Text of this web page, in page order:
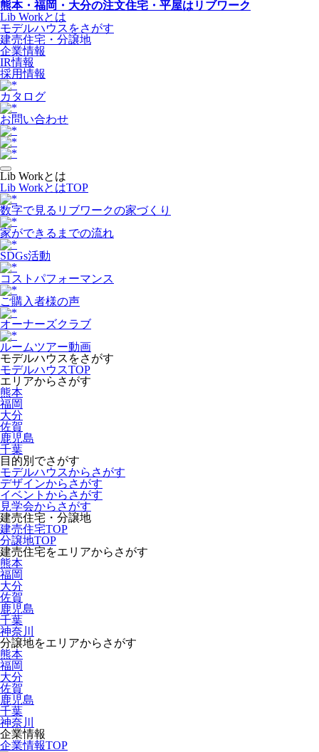
熊本・福岡・大分の注文住宅・平屋はリブワーク
Lib Workとは
モデルハウスをさがす
建売住宅・分譲地
企業情報
IR情報
採用情報
カタログ
お問い合わせ
Lib Workとは
Lib WorkとはTOP
数字で⾒るリブワークの家づくり
家ができるまでの流れ
SDGs活動
コストパフォーマンス
ご購入者様の声
オーナーズクラブ
ルームツアー動画
モデルハウスをさがす
モデルハウスTOP
エリアからさがす
熊本
福岡
大分
佐賀
鹿児島
千葉
目的別でさがす
モデルハウスからさがす
デザインからさがす
イベントからさがす
見学会からさがす
建売住宅・分譲地
建売住宅TOP
分譲地TOP
建売住宅をエリアからさがす
熊本
福岡
大分
佐賀
鹿児島
千葉
神奈川
分譲地をエリアからさがす
熊本
福岡
大分
佐賀
鹿児島
千葉
神奈川
企業情報
企業情報TOP